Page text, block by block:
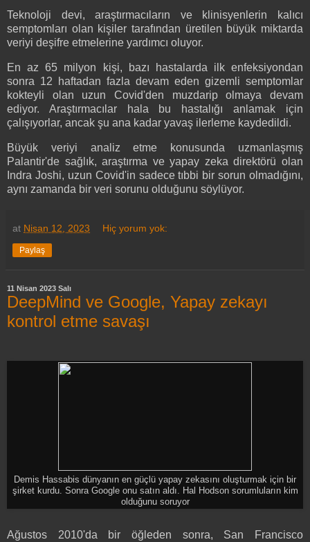
Teknoloji devi, araştırmacıların ve klinisyenlerin kalıcı
semptomları olan kişiler tarafından üretilen büyük miktarda
veriyi deşifre etmelerine yardımcı oluyor.
En az 65 milyon kişi, bazı hastalarda ilk enfeksiyondan
sonra 12 haftadan fazla devam eden gizemli semptomlar
kokteyli olan uzun Covid'den muzdarip olmaya devam
ediyor. Araştırmacılar hala bu hastalığı anlamak için
çalışıyorlar, ancak şu ana kadar yavaş ilerleme kaydedildi.
Büyük veriyi analiz etme konusunda uzmanlaşmış
Palantir'de sağlık, araştırma ve yapay zeka direktörü olan
Indra Joshi, uzun Covid'in sadece tıbbi bir sorun olmadığını,
aynı zamanda bir veri sorunu olduğunu söylüyor.
at Nisan 12, 2023 Hiç yorum yok:
Paylaş
11 Nisan 2023 Salı
DeepMind ve Google, Yapay zekayı
kontrol etme savaşı
Demis Hassabis dünyanın en güçlü yapay zekasını oluşturmak için bir
şirket kurdu. Sonra Google onu satın aldı. Hal Hodson sorumluların kim
olduğunu soruyor
Ağustos 2010'da bir öğleden sonra, San Francisco